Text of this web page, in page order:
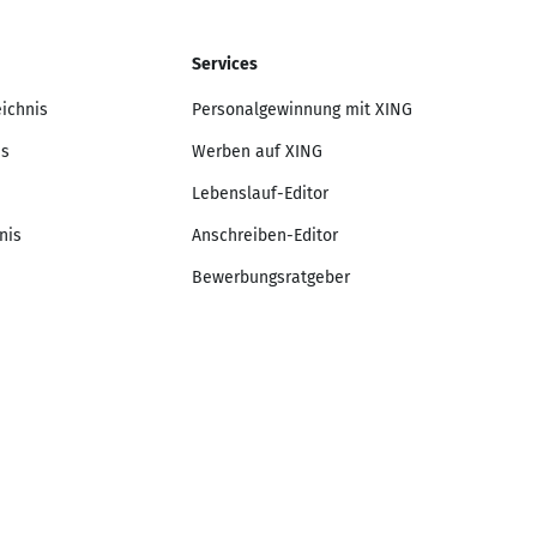
Services
Personalgewinnung mit XING
Werben auf XING
Lebenslauf-Editor
Anschreiben-Editor
Bewerbungsratgeber